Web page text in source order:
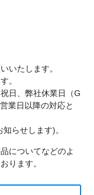
いたします。
。
日、弊社休業日（G
業日以降の対応と
らせします)。
についてなどのよ
ります。